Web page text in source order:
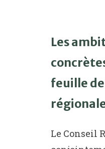
Les
feuille
Le Conseil